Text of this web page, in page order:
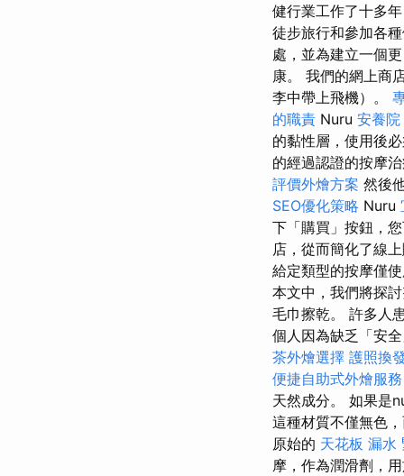
健行業工作了十多
徒步旅行和參加各
處，並為建立一個
康。 我們的網上商
李中帶上飛機）。
的職責 Nuru 安養
的黏性層，使用後
的經過認證的按摩
評價外燴方案 然後
SEO優化策略 Nuru
下「購買」按鈕，
店，從而簡化了線
給定類型的按摩僅
本文中，我們將探
毛巾擦乾。 許多人
個人因為缺乏「安
茶外燴選擇 護照換
便捷自助式外燴服
天然成分。 如果是
這種材質不僅無色
原始的 天花板 漏水
摩，作為潤滑劑，